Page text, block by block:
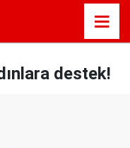
destek!